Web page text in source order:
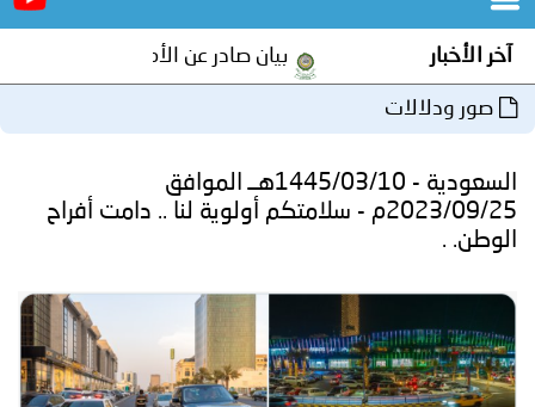
المجلس
مؤتمرات
وجهود
إنجازات
توعوية
الخدمات
آخر الأخبار بيان صادر عن الأمانة العامة لمجلس
صور ودلالات
السعودية - 1445/03/10هــ الموافق
2023/09/25م - سلامتكم أولوية لنا .. دامت أفراح
الوطن. .